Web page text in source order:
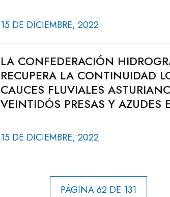
15 DE DICIEMBRE, 2022
LA CONFEDERACIÓN
RECUPERA LA CONTINUIDAD
CAUCES FLUVIALES
VEINTIDÓS PRESAS Y AZUDES
15 DE DICIEMBRE, 2022
PÁGINA 62 DE 131